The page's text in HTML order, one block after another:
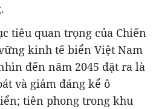
tiêu quan trọng của Chiến
kinh tế biển Việt Nam
đến năm 2045 đặt ra là
và giảm đáng kể ô
tiên phong trong khu